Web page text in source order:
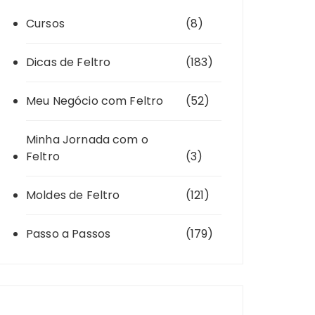
Cursos (8)
Dicas de Feltro (183)
Meu Negócio com Feltro (52)
Minha Jornada com o
Feltro
(3)
Moldes de Feltro (121)
Passo a Passos (179)